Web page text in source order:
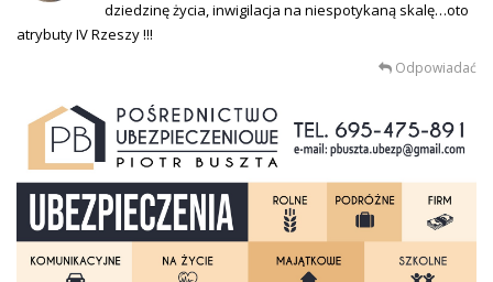
dziedzinę życia, inwigilacja na niespotykaną skalę…oto
atrybuty IV Rzeszy !!!
Odpowiadać